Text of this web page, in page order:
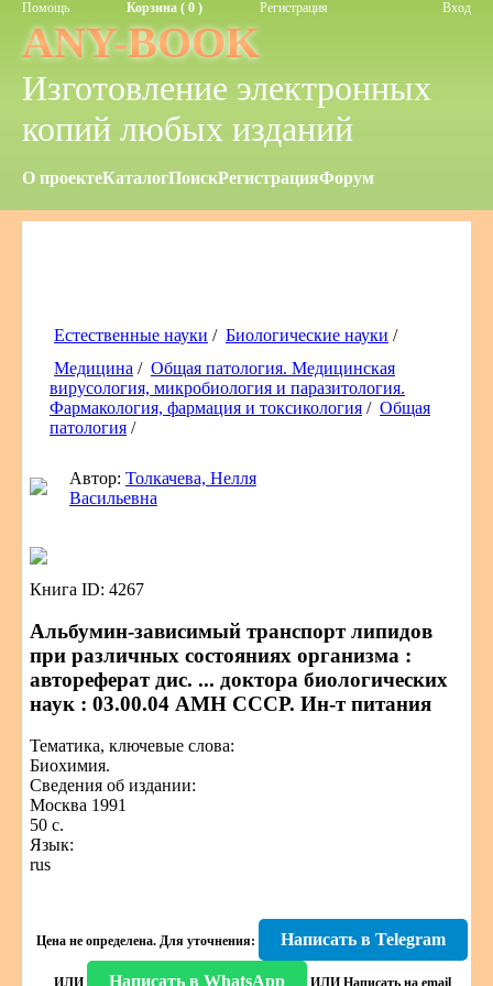
Помощь Корзина ( 0 ) Регистрация Вход
ANY-BOOK
Изготовление электронных
копий любых изданий
О проектеКаталогПоискРегистрацияФорум
Естественные науки / Биологические науки /
Медицина / Общая патология. Медицинская
вирусология, микробиология и паразитология.
Фармакология, фармация и токсикология / Общая
патология /
Автор: Толкачева, Нелля
Васильевна
Книга ID: 4267
Альбумин-зависимый транспорт липидов
при различных состояниях организма :
автореферат дис. ... доктора биологических
наук : 03.00.04 АМН СССР. Ин-т питания
Тематика, ключевые слова:
Биохимия.
Сведения об издании:
Москва 1991
50 с.
Язык:
rus
Цена не определена. Для уточнения: Написать в Telegram
ИЛИ Написать в WhatsApp ИЛИ Написать на email